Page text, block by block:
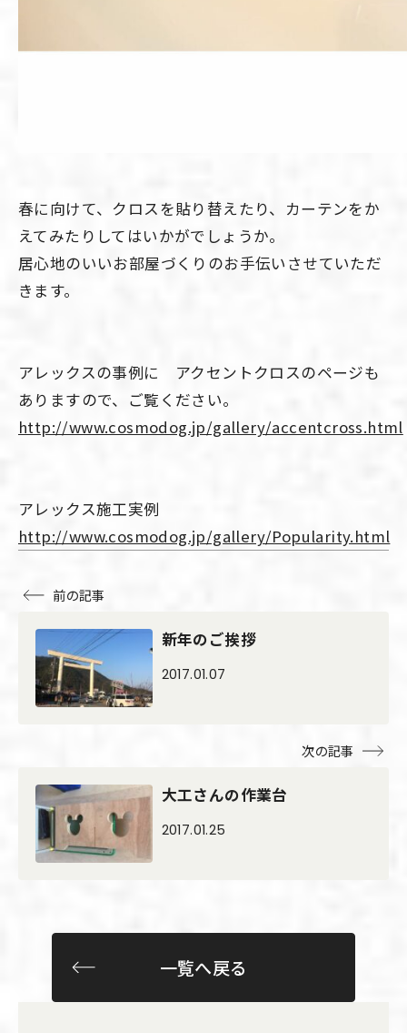
春に向けて、クロスを貼り替えたり、カーテンをか
えてみたりしてはいかがでしょうか。
居心地のいいお部屋づくりのお手伝いさせていただ
きます。
アレックスの事例に アクセントクロスのページも
ありますので、ご覧ください。
http://www.cosmodog.jp/gallery/accentcross.html
アレックス施工実例
http://www.cosmodog.jp/gallery/Popularity.html
前の記事
新年のご挨拶
2017.01.07
次の記事
大工さんの作業台
2017.01.25
一覧へ戻る